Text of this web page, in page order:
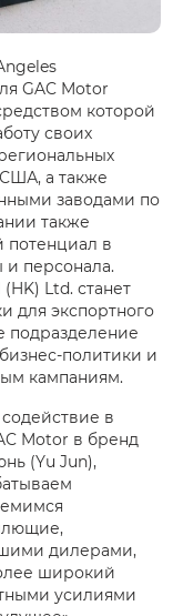
GAC Motor
которой
своих
а также
заводами по
также
потенциал в
и персонала.
Ltd. станет
для экспортного
подразделение
политики и
кампаниям.
в
Motor в бренд
(Yu Jun),
дилерами,
широкий
усилиями